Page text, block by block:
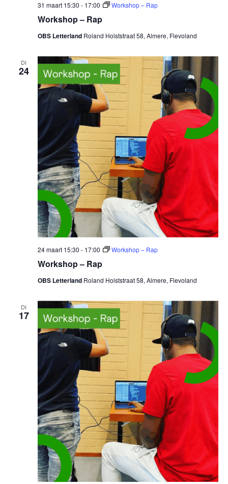
Workshop – Rap
31 maart 15:30 - 17:00 Workshop – Rap
OBS Letterland Roland Holststraat 58, Almere, Flevoland
DI
24
Workshop – Rap
24 maart 15:30 - 17:00 Workshop – Rap
OBS Letterland Roland Holststraat 58, Almere, Flevoland
DI
17